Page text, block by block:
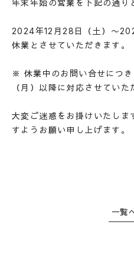
商品ラインナップ
リフォーム/リノベーション
LAND INFORMATION
CONCEPT
ショールーム
お問い合わせ
NEWS EVENT
年末年始の営業を下記の通り
2024年12月28日（土）〜
休業とさせていただきます。
※ 休業中のお問い合せにつ
（月）以降に対応させていた
大変ご迷惑をお掛けいたしま
すようお願い申し上げます。
一覧